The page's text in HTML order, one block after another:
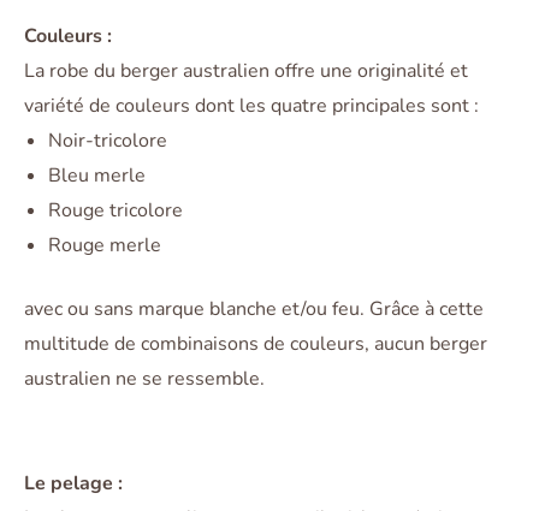
Couleurs :
La robe du berger australien offre une originalité et
variété de couleurs dont les quatre principales sont :
Noir-tricolore
Bleu merle
Rouge tricolore
Rouge merle
avec ou sans marque blanche et/ou feu. Grâce à cette
multitude de combinaisons de couleurs, aucun berger
australien ne se ressemble.
Le pelage :